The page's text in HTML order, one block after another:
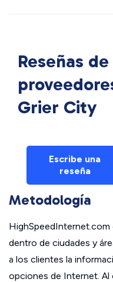
Reseñas
Grier City
Escribe una
reseña
Metodología
dentro de ciudades y
a los clientes la
opciones de Internet. Al